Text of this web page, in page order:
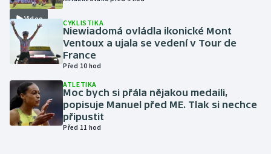
Motorsport
Olympijské hry
Parasport
Plavání
Video CYKLISTIKA
Niewiadomá ovládla ikonické Mont
Ventoux a ujala se vedení v Tour de
France
Před 10 hod
ATLETIKA
Moc bych si přála nějakou medaili,
popisuje Manuel před ME. Tlak si nechce
připustit
Před 11 hod